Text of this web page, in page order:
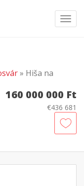
» Hiša na
160 000 000 Ft
€436 681